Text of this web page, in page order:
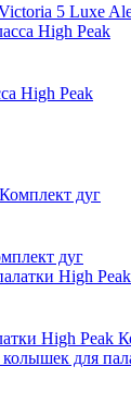
5 Luxe
High Peak
дуг
High Peak